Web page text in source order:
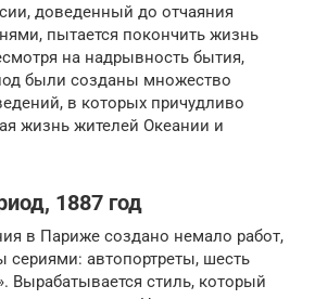
доведенный до отчаяния
пытается покончить жизнь
на надрывность бытия,
были созданы множество
в которых причудливо
жизнь жителей Океании и
1887 год
в Париже создано немало работ,
сериями: автопортреты, шесть
Вырабатывается стиль, который